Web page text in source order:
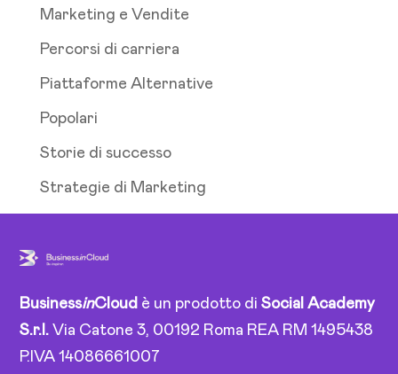
Marketing e Vendite
Percorsi di carriera
Piattaforme Alternative
Popolari
Storie di successo
Strategie di Marketing
BusinessinCloud è un prodotto di Social Academy
S.r.l. Via Catone 3, 00192 Roma REA RM 1495438
P.IVA 14086661007